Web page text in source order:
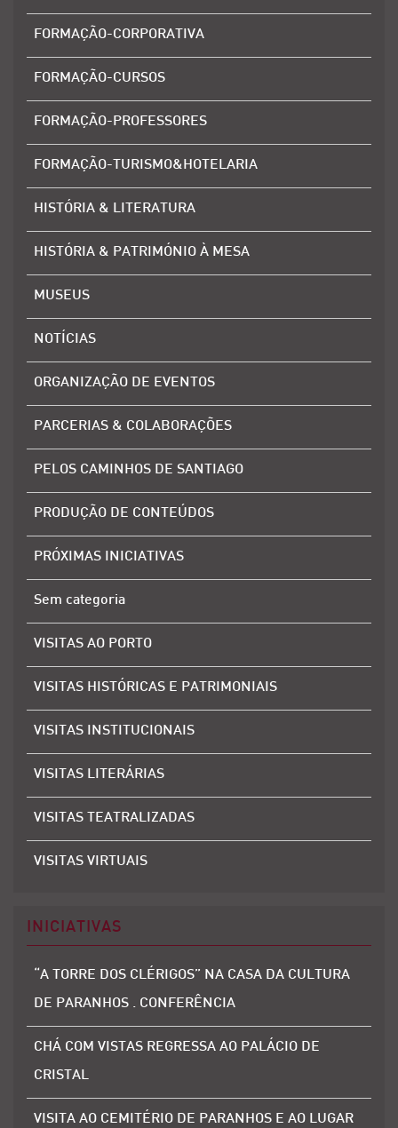
FORMAÇÃO-CORPORATIVA
FORMAÇÃO-CURSOS
FORMAÇÃO-PROFESSORES
FORMAÇÃO-TURISMO&HOTELARIA
HISTÓRIA & LITERATURA
HISTÓRIA & PATRIMÓNIO À MESA
MUSEUS
NOTÍCIAS
ORGANIZAÇÃO DE EVENTOS
PARCERIAS & COLABORAÇÕES
PELOS CAMINHOS DE SANTIAGO
PRODUÇÃO DE CONTEÚDOS
PRÓXIMAS INICIATIVAS
Sem categoria
VISITAS AO PORTO
VISITAS HISTÓRICAS E PATRIMONIAIS
VISITAS INSTITUCIONAIS
VISITAS LITERÁRIAS
VISITAS TEATRALIZADAS
VISITAS VIRTUAIS
INICIATIVAS
“A TORRE DOS CLÉRIGOS” NA CASA DA CULTURA
DE PARANHOS . CONFERÊNCIA
CHÁ COM VISTAS REGRESSA AO PALÁCIO DE
CRISTAL
VISITA AO CEMITÉRIO DE PARANHOS E AO LUGAR